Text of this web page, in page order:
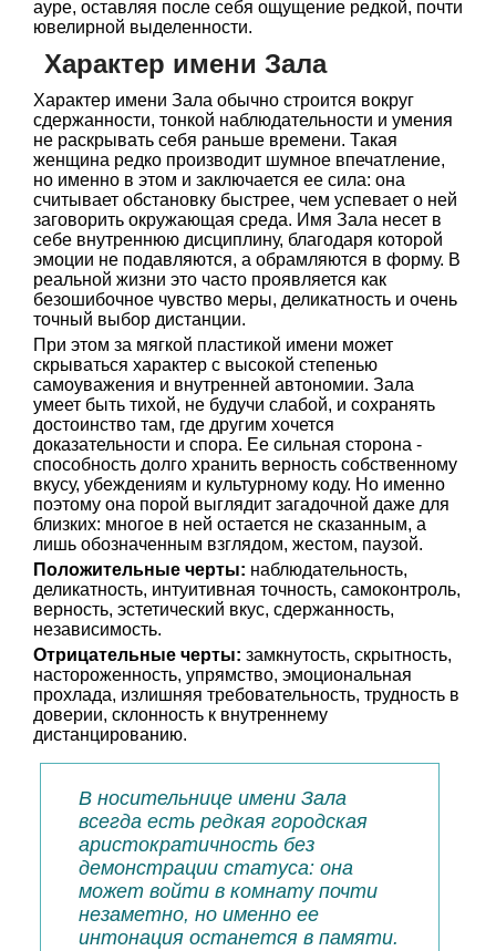
ауре, оставляя после себя ощущение редкой, почти
ювелирной выделенности.
Характер имени Зала
Характер имени Зала обычно строится вокруг
сдержанности, тонкой наблюдательности и умения
не раскрывать себя раньше времени. Такая
женщина редко производит шумное впечатление,
но именно в этом и заключается ее сила: она
считывает обстановку быстрее, чем успевает о ней
заговорить окружающая среда. Имя Зала несет в
себе внутреннюю дисциплину, благодаря которой
эмоции не подавляются, а обрамляются в форму. В
реальной жизни это часто проявляется как
безошибочное чувство меры, деликатность и очень
точный выбор дистанции.
При этом за мягкой пластикой имени может
скрываться характер с высокой степенью
самоуважения и внутренней автономии. Зала
умеет быть тихой, не будучи слабой, и сохранять
достоинство там, где другим хочется
доказательности и спора. Ее сильная сторона -
способность долго хранить верность собственному
вкусу, убеждениям и культурному коду. Но именно
поэтому она порой выглядит загадочной даже для
близких: многое в ней остается не сказанным, а
лишь обозначенным взглядом, жестом, паузой.
Положительные черты: наблюдательность,
деликатность, интуитивная точность, самоконтроль,
верность, эстетический вкус, сдержанность,
независимость.
Отрицательные черты: замкнутость, скрытность,
настороженность, упрямство, эмоциональная
прохлада, излишняя требовательность, трудность в
доверии, склонность к внутреннему
дистанцированию.
В носительнице имени Зала
всегда есть редкая городская
аристократичность без
демонстрации статуса: она
может войти в комнату почти
незаметно, но именно ее
интонация останется в памяти.